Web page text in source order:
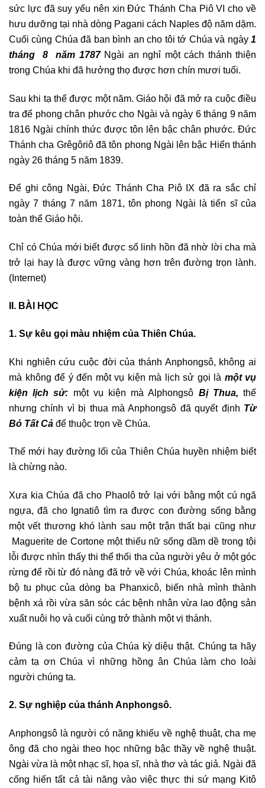
sức lực đã suy yếu nên xin Đức Thánh Cha Piô VI cho về
hưu dưỡng tại nhà dòng Pagani cách Naples độ năm dặm.
Cuối cùng Chúa đã ban bình an cho tôi tớ Chúa và ngày 1
tháng 8 năm 1787Ngài an nghỉ một cách thánh thiện
trong Chúa khi đã hưởng thọ được hơn chín mươi tuổi.
Sau khi tạ thế được một năm. Giáo hội đã mở ra cuộc điều
tra để phong chân phước cho Ngài và ngày 6 tháng 9 năm
1816 Ngài chính thức được tôn lên bậc chân phước. Đức
Thánh cha Grêgôriô đã tôn phong Ngài lên bậc Hiển thánh
ngày 26 tháng 5 năm 1839.
Để ghi công Ngài, Đức Thánh Cha Piô IX đã ra sắc chỉ
ngày 7 tháng 7 năm 1871, tôn phong Ngài là tiến sĩ của
toàn thể Giáo hội.
Chỉ có Chúa mới biết được số linh hồn đã nhờ lời cha mà
trở lại hay là được vững vàng hơn trên đường trọn lành.
(Internet)
II. BÀI HỌC
1. Sự kêu gọi màu nhiệm của Thiên Chúa.
Khi nghiên cứu cuộc đời của thánh Anphongsô, không ai
mà không để ý đến một vụ kiện mà lịch sử gọi là một vụ
kiện lịch sử: một vụ kiện mà Alphongsô Bị Thua, thế
nhưng chính vì bị thua mà Anphongsô đã quyết định Từ
Bỏ Tất Cả để thuộc trọn về Chúa.
Thế mới hay đường lối của Thiên Chúa huyền nhiệm biết
là chừng nào.
Xưa kia Chúa đã cho Phaolô trở lại với bằng một cú ngã
ngựa, đã cho Ignatiô tìm ra được con đường sống bằng
một vết thương khó lành sau một trận thất bại cũng như
Maguerite de Cortone một thiếu nữ sống dầm dề trong tội
lỗi được nhìn thấy thi thể thối tha của người yêu ở một góc
rừng để rồi từ đó nàng đã trở về với Chúa, khoác lên mình
bộ tu phục của dòng ba Phanxicô, biến nhà mình thành
bệnh xá rồi vừa săn sóc các bệnh nhân vừa lao động sản
xuất nuôi họ và cuối cùng trở thành một vị thánh.
Đúng là con đường của Chúa kỳ diệu thật. Chúng ta hãy
cảm tạ ơn Chúa vì những hồng ân Chúa làm cho loài
người chúng ta.
2. Sự nghiệp của thánh Anphongsô.
Anphongsô là người có năng khiếu về nghệ thuật, cha mẹ
ông đã cho ngài theo học những bậc thầy về nghệ thuật.
Ngài vừa là một nhạc sĩ, họa sĩ, nhà thơ và tác giả. Ngài đã
cống hiến tất cả tài năng vào việc thực thi sứ mạng Kitô